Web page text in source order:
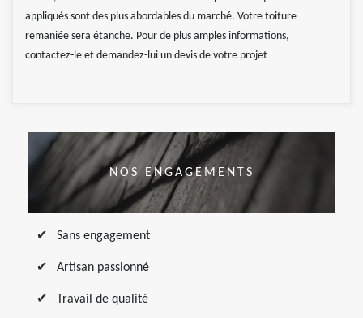
appliqués sont des plus abordables du marché. Votre toiture
remaniée sera étanche. Pour de plus amples informations,
contactez-le et demandez-lui un devis de votre projet
NOS ENGAGEMENTS
Sans engagement
Artisan passionné
Travail de qualité